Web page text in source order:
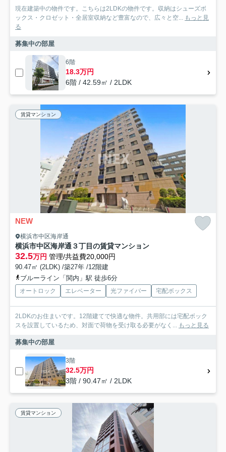
現在建築中の物件です。こちらは2LDKの物件です。収納はシューズボ
ックス・クロゼット・全居室収納など豊富なので、広々と空... もっと見
る
募集中の部屋
6階
18.3万円
6階 / 42.59㎡ / 2LDK
賃貸マンション
NEW
横浜市中区海岸通
横浜市中区海岸通３丁目の賃貸マンション
32.5万円 管理/共益費20,000円
90.47㎡ (2LDK) /築27年 /12階建
ブルーライン「関内」駅 徒歩6分
オートロック エレベーター 光ファイバー 宅配ボックス
2LDKのお住まいです。12階建てで快適な物件。共用部には宅配ボック
スを設置しているため、対面で荷物を受け取る必要がなく... もっと見る
募集中の部屋
3階
32.5万円
3階 / 90.47㎡ / 2LDK
賃貸マンション